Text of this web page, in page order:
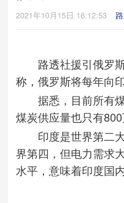
2021年10月15日 16:12:53
路透社援引俄罗斯
称，俄罗斯将每年向
据悉，目前所有煤
煤炭供应量也只有800
印度是世界第二大
界第四，但电力需求
水平，意味着印度国